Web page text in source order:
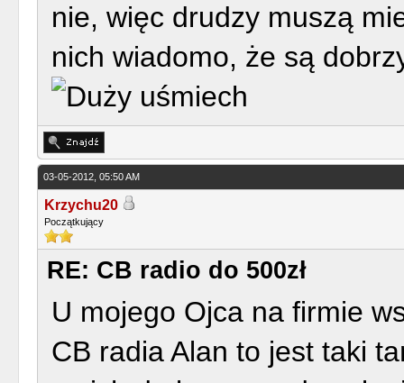
nie, więc drudzy muszą
nich wiadomo, że są
03-05-2012, 05:50 AM
Krzychu20
Początkujący
RE: CB radio do 500zł
U mojego Ojca na firmie
CB radia Alan to jest taki